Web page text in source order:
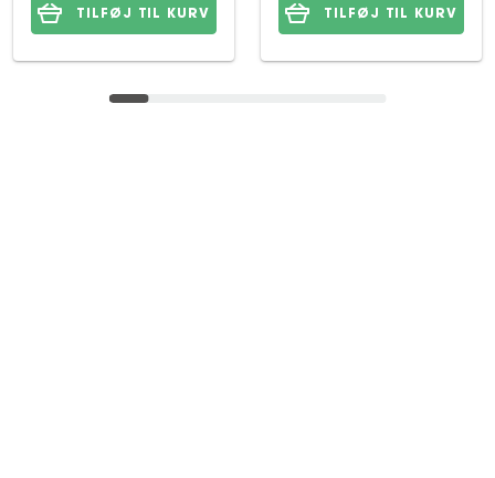
TILFØJ TIL KURV TILFØJ TIL KURV